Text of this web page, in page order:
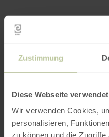
Zustimmung
Diese Webseite
Wir verwenden Cookies,
personalisieren,
zu können und die
Anfahrt von: